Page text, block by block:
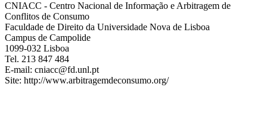
CNIACC - Centro Nacional de Informação e Arbitragem de
Conflitos de Consumo
Faculdade de Direito da Universidade Nova de Lisboa
Campus de Campolide
1099-032 Lisboa
Tel. 213 847 484
E-mail: cniacc@fd.unl.pt
Site: http://www.arbitragemdeconsumo.org/